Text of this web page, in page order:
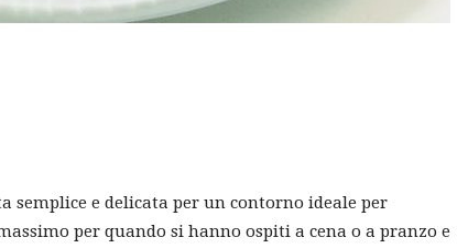
semplice e delicata per un contorno ideale per
per quando si hanno ospiti a cena o a pranzo e